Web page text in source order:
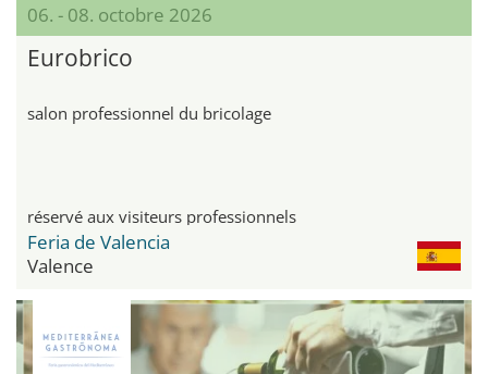
06. - 08. octobre 2026
Eurobrico
salon professionnel du bricolage
réservé aux visiteurs professionnels
Feria de Valencia
Valence